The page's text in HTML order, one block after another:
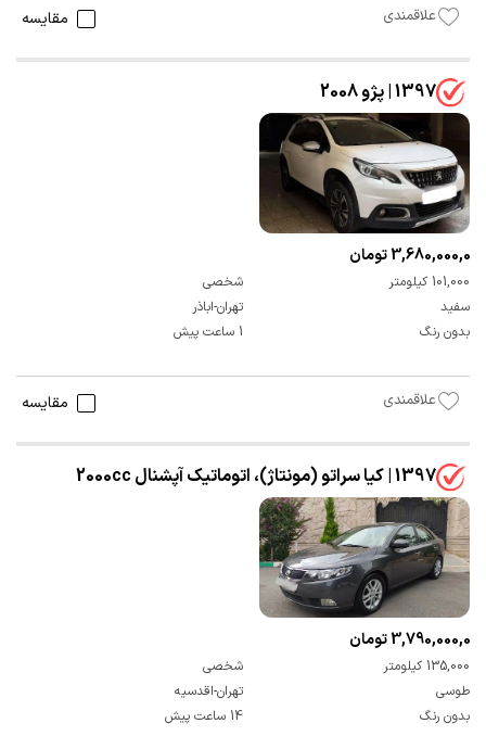
علاقمندی مقایسه
1397 | پژو 2008
3,680,000,000 تومان
101,000 کیلومتر
شخصی
سفید
تهران-اباذر
بدون رنگ
1 ساعت پیش
علاقمندی مقایسه
1397 | کیا سراتو (مونتاژ)، اتوماتیک آپشنال 2000cc
3,790,000,000 تومان
135,000 کیلومتر
شخصی
طوسی
تهران-اقدسیه
بدون رنگ
14 ساعت پیش